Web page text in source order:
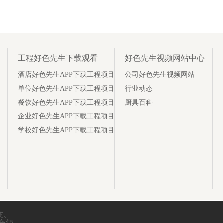
工程好色先生下载观看
酒店好色先生APP下载工程项目
单位好色先生APP下载工程项目
餐饮好色先生APP下载工程项目
企业好色先生APP下载工程项目
学校好色先生APP下载工程项目
好色先生视频网站中心
公司好色先生视频网站
行业动态
厨具百科